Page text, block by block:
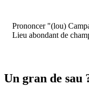
Prononcer "(lou)
Lieu abondant de
Un gran de sau